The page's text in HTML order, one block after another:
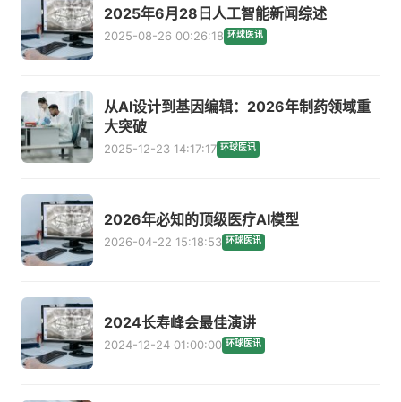
2025年6月28日人工智能新闻综述
2025-08-26 00:26:18 环球医讯
从AI设计到基因编辑：2026年制药领域重
大突破
2025-12-23 14:17:17 环球医讯
2026年必知的顶级医疗AI模型
2026-04-22 15:18:53 环球医讯
2024长寿峰会最佳演讲
2024-12-24 01:00:00 环球医讯